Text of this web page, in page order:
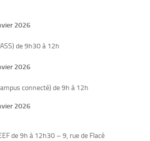
2026
de 9h30 à 12h
2026
connecté) de 9h à 12h
2026
de 9h à 12h30 – 9, rue de Flacé